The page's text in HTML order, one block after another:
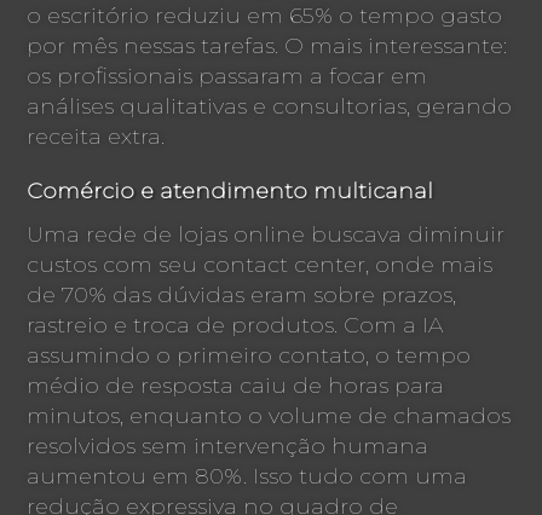
o escritório reduziu em 65% o tempo gasto
por mês nessas tarefas. O mais interessante:
os profissionais passaram a focar em
análises qualitativas e consultorias, gerando
receita extra.
Comércio e atendimento multicanal
Uma rede de lojas online buscava diminuir
custos com seu contact center, onde mais
de 70% das dúvidas eram sobre prazos,
rastreio e troca de produtos. Com a IA
assumindo o primeiro contato, o tempo
médio de resposta caiu de horas para
minutos, enquanto o volume de chamados
resolvidos sem intervenção humana
aumentou em 80%. Isso tudo com uma
redução expressiva no quadro de